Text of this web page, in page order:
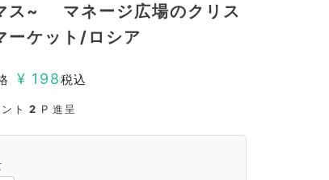
ス~ マネージ広場のクリス
ーケット/ロシア
¥ 198税込
ト 2 P 進呈